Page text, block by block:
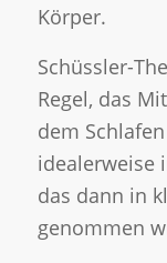
Körper.
Schüssler-
Regel, das
dem
idealerweise
das dann in
genommen